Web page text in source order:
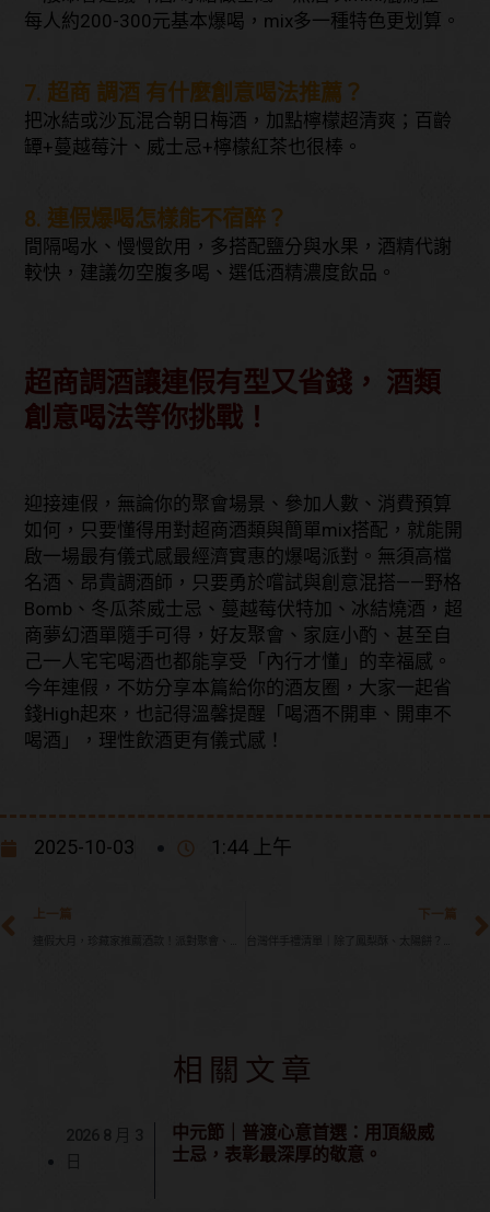
每人約200-300元基本爆喝，mix多一種特色更划算。
7. 超商 調酒 有什麼創意喝法推薦？
把冰結或沙瓦混合朝日梅酒，加點檸檬超清爽；百齡
罈+蔓越莓汁、威士忌+檸檬紅茶也很棒。
8. 連假爆喝怎樣能不宿醉？
間隔喝水、慢慢飲用，多搭配鹽分與水果，酒精代謝
較快，建議勿空腹多喝、選低酒精濃度飲品。
超商調酒讓連假有型又省錢， 酒類
創意喝法等你挑戰！
迎接連假，無論你的聚會場景、參加人數、消費預算
如何，只要懂得用對超商酒類與簡單mix搭配，就能開
啟一場最有儀式感最經濟實惠的爆喝派對。無須高檔
名酒、昂貴調酒師，只要勇於嚐試與創意混搭——野格
Bomb、冬瓜茶威士忌、蔓越莓伏特加、冰結燒酒，超
商夢幻酒單隨手可得，好友聚會、家庭小酌、甚至自
己一人宅宅喝酒也都能享受「內行才懂」的幸福感。
今年連假，不妨分享本篇給你的酒友圈，大家一起省
錢High起來，也記得溫馨提醒「喝酒不開車、開車不
喝酒」，理性飲酒更有儀式感！
2025-10-03 1:44 上午
上一篇 下一篇
相關文章
2026 8 月 3
日
中元節｜普渡心意首選：用頂級威
士忌，表彰最深厚的敬意。